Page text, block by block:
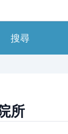
醫療人員
搜尋
所